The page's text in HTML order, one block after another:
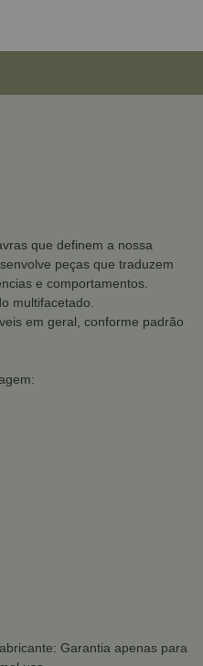
que definem a nossa
peças que traduzem
e comportamentos.
multifacetado.
em geral, conforme padrão
Garantia apenas para